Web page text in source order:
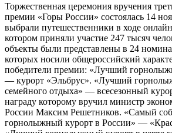
Торжественная церемония вручения
премии «Горы России» состоялась 14
выбрали путешественники в ходе
котором приняли участие 247 тысяч
объекты были представлены в 24
которых носили общероссийский
победители премии: «Лучший
— курорт «Эльбрус». «Лучший
семейного отдыха» — всесезонный
награду которому вручил министр
России Максим Решетников. «Самый
горнолыжный курорт в России» —